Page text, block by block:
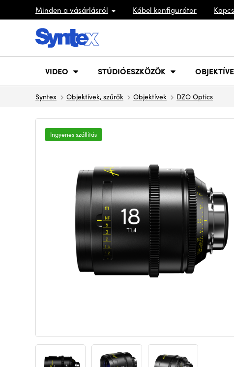
Minden a vásárlásról Kábel konfigurátor
VIDEO STÚDIÓESZKÖZÖK
Syntex Objektívek, szűrők Objektívek DZO Optics
Ingyenes szállítás